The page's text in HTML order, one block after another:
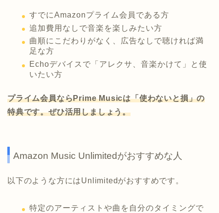
すでにAmazonプライム会員である方
追加費用なしで音楽を楽しみたい方
曲順にこだわりがなく、広告なしで聴ければ満
足な方
Echoデバイスで「アレクサ、音楽かけて」と使
いたい方
プライム会員ならPrime Musicは「使わないと損」の
特典です。ぜひ活用しましょう。
Amazon Music Unlimitedがおすすめな人
以下のような方にはUnlimitedがおすすめです。
特定のアーティストや曲を自分のタイミングで